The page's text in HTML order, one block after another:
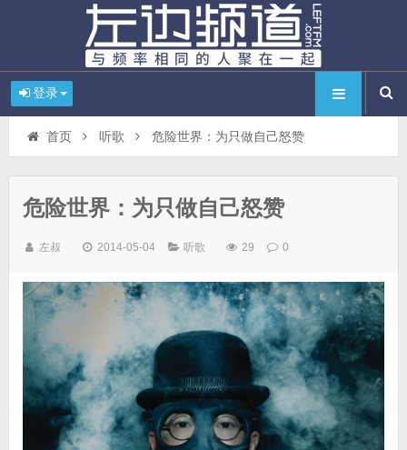
登录
首页 听歌 危险世界：为只做自己怒赞
危险世界：为只做自己怒赞
左叔 2014-05-04 听歌 29 0